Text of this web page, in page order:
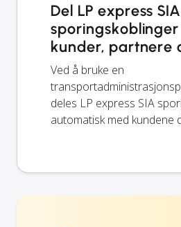
Del LP express SIA
kunder, partnere
Ved å bruke en
deles LP express SIA
automatisk med kundene